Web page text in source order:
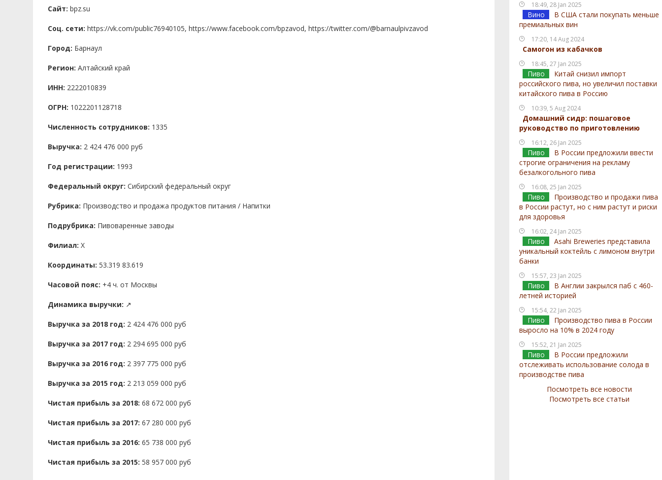
18:49, 28 Jan 2025
Вино
В США стали покупать меньше
премиальных вин
17:20, 14 Aug 2024
Самогон из кабачков
18:45, 27 Jan 2025
Пиво
Китай снизил импорт
российского пива, но увеличил поставки
китайского пива в Россию
10:39, 5 Aug 2024
Домашний сидр: пошаговое
руководство по приготовлению
16:12, 26 Jan 2025
Пиво
В России предложили ввести
строгие ограничения на рекламу
безалкогольного пива
16:08, 25 Jan 2025
Пиво
Производство и продажи пива
в России растут, но с ним растут и риски
для здоровья
16:02, 24 Jan 2025
Пиво
Asahi Breweries представила
уникальный коктейль с лимоном внутри
банки
15:57, 23 Jan 2025
Пиво
В Англии закрылся паб с 460-
летней историей
15:54, 22 Jan 2025
Пиво
Производство пива в России
выросло на 10% в 2024 году
15:52, 21 Jan 2025
Пиво
В России предложили
отслеживать использование солода в
производстве пива
Посмотреть все новости
Посмотреть все статьи
Сайт: bpz.su
Соц. сети: https://vk.com/public76940105, https://www.facebook.com/bpzavod, https://twitter.com/@barnaulpivzavod
Город: Барнаул
Регион: Алтайский край
ИНН: 2222010839
ОГРН: 1022201128718
Численность сотрудников: 1335
Выручка: 2 424 476 000 руб
Год регистрации: 1993
Федеральный округ: Сибирский федеральный округ
Рубрика: Производство и продажа продуктов питания / Напитки
Подрубрика: Пивоваренные заводы
Филиал: X
Координаты: 53.319 83.619
Часовой пояс: +4 ч. от Москвы
Динамика выручки: ↗
Выручка за 2018 год: 2 424 476 000 руб
Выручка за 2017 год: 2 294 695 000 руб
Выручка за 2016 год: 2 397 775 000 руб
Выручка за 2015 год: 2 213 059 000 руб
Чистая прибыль за 2018: 68 672 000 руб
Чистая прибыль за 2017: 67 280 000 руб
Чистая прибыль за 2016: 65 738 000 руб
Чистая прибыль за 2015: 58 957 000 руб